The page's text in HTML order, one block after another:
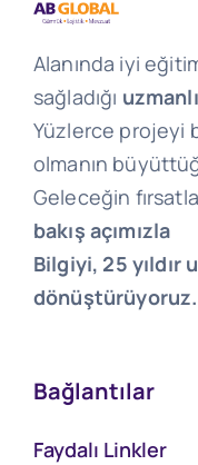
Alanında iyi
sağladığı
Yüzlerce projeyi
olmanın
Geleceğin
bakış açımızla
Bilgiyi, 25 yıldır
dönüştürüyoruz.
Bağlantılar
Faydalı Linkler